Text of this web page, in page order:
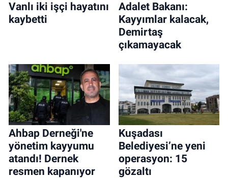
Vanlı iki işçi hayatını
kaybetti
Adalet Bakanı:
Kayyımlar kalacak,
Demirtaş
çıkamayacak
Ahbap Derneği'ne
yönetim kayyumu
atandı! Dernek
resmen kapanıyor
Kuşadası
Belediyesi’ne yeni
operasyon: 15
gözaltı